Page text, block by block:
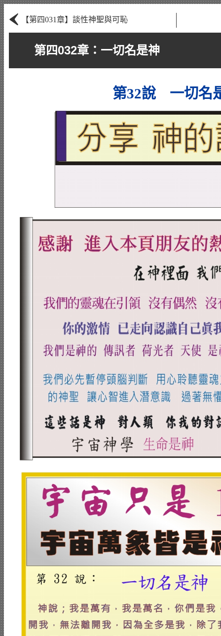
‹ 【第四031章】談性神聖與可恥
第四032章：一切名是神
第32說 一切名